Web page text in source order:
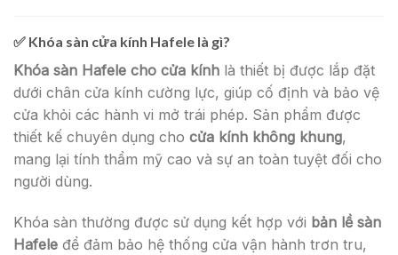
✅ Khóa sàn cửa kính Hafele là gì?
Khóa sàn Hafele cho cửa kính là thiết bị được lắp đặt
dưới chân cửa kính cường lực, giúp cố định và bảo vệ
cửa khỏi các hành vi mở trái phép. Sản phẩm được
thiết kế chuyên dụng cho cửa kính không khung,
mang lại tính thẩm mỹ cao và sự an toàn tuyệt đối cho
người dùng.
Khóa sàn thường được sử dụng kết hợp với bản lề sàn
Hafele để đảm bảo hệ thống cửa vận hành trơn tru,